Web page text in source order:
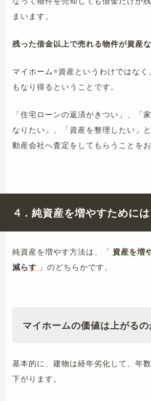
まいます。
残った借金以上で売れる物件が資産
マイホーム=資産というわけではなく
もなり得るということです。
「住宅ローンの返済がきつい」、「
なりたい」、「資産を整理したい」
動産会社へ査定をしてもらうことをお
4．純資産を増やすためには
純資産を増やす方法は、「 資産を増
減らす 」のどちらかです。
マイホームの価値は上がるの
基本的に、建物は経年劣化して、年
下がります。